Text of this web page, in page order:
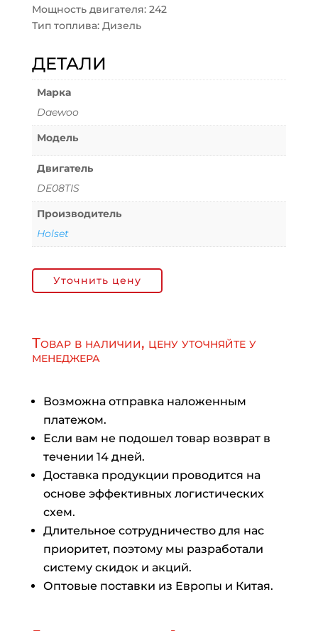
Мощность двигателя: 242
Тип топлива: Дизель
ДЕТАЛИ
Марка
Daewoo
Модель
Двигатель
DE08TIS
Производитель
Holset
Уточнить цену
Товар в наличии, цену уточняйте у
менеджера
Возможна отправка наложенным
платежом.
Если вам не подошел товар возврат в
течении 14 дней.
Доставка продукции проводится на
основе эффективных логистических
схем.
Длительное сотрудничество для нас
приоритет, поэтому мы разработали
систему скидок и акций.
Оптовые поставки из Европы и Китая.